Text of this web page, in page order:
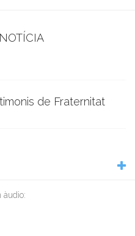
de Fraternitat
àudio: